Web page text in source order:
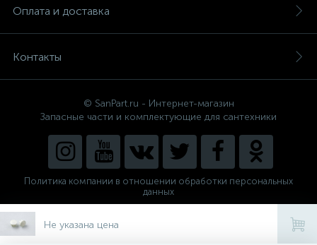
Не указана цена
Оплата и доставка
Контакты
© SanPart.ru - Интернет-магазин
Запасные части и комплектующие для сантехники
Политика компании в отношении обработки персональных
данных